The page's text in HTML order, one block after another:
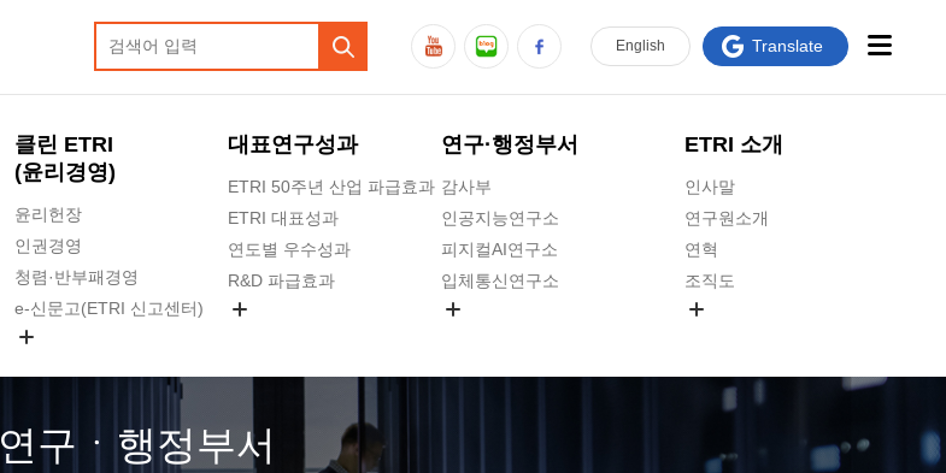
클린 ETRI
(윤리경영)
윤리헌장
인권경영
청렴·반부패경영
e-신문고(ETRI 신고센터)
고객의소리
수의계약 현황
대표연구성과
ETRI 50주년 산업 파급효과
ETRI 대표성과
연도별 우수성과
R&D 파급효과
연구·행정부서
감사부
인공지능연구소
피지컬AI연구소
입체통신연구소
ETRI 소개
인사말
연구원소개
연혁
조직도
연구원 고객헌장
주요업무연락처
English Translate
연구ㆍ행정부서